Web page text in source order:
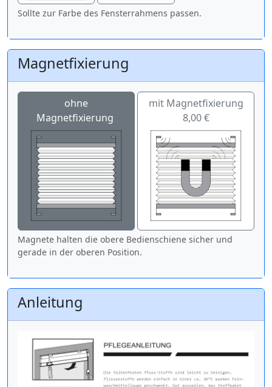
Sollte zur Farbe des Fensterrahmens passen.
Magnetfixierung
ohne
Magnetfixierung
mit Magnetfixierung
8,00 €
Magnete halten die obere Bedienschiene sicher und
gerade in der oberen Position.
Anleitung